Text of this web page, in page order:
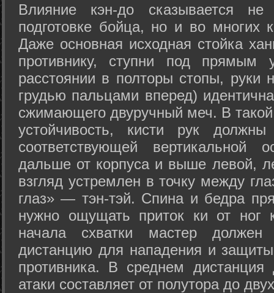
Влияние кэн-до сказывается не
подготовке бойца, но и во многих
Даже основная исходная стойка
противнику, ступни под прямым
расстоянии в полторы стопы, руки
грудью пальцами вперед)
сжимающего двуручный меч. В
устойчивость, кисти рук
соответствующей
дальше от корпуса и выше левой,
взгляд устремлен в точку между
глаз» — тэн-тэй. Спина и бедра
нужно ощущать приток ки от
начала схватки мастер должен
дистанцию для нападения и
противника. В среднем
атаки составляет от полутора до